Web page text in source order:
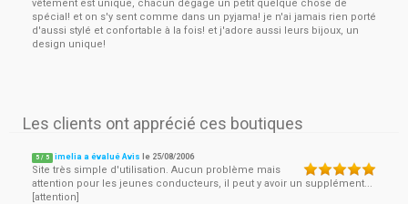
vêtement est unique, chacun dégage un petit quelque chose de
spécial! et on s'y sent comme dans un pyjama! je n'ai jamais rien porté
d'aussi stylé et confortable à la fois! et j'adore aussi leurs bijoux, un
design unique!
Les clients ont apprécié ces boutiques
5 / 5 imelia a évalué Avis le 25/08/2006
Site très simple d'utilisation. Aucun problème mais
attention pour les jeunes conducteurs, il peut y avoir un supplément...
[attention]